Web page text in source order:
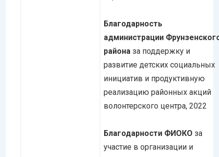
Благодарность
администрации
района за поддержку и
развитие детских социальных
инициатив и продуктивную
реализацию районных акций
волонтерского центра, 2022
Благодарности ФИОКО за
участие в организации и